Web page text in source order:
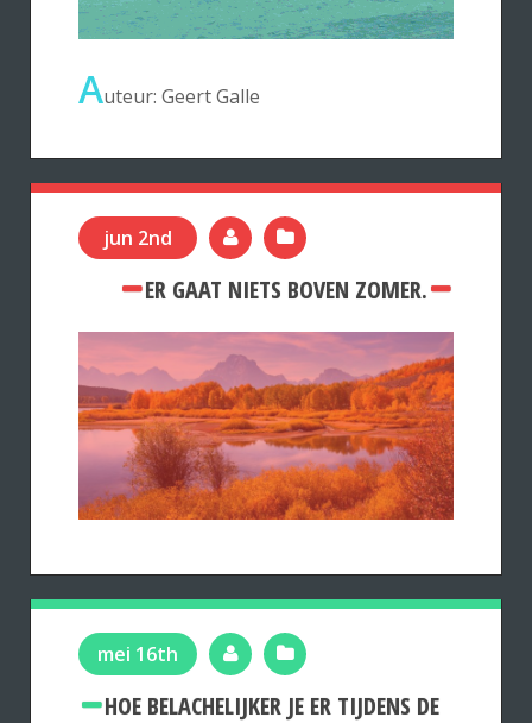
Auteur: Geert Galle
jun 2nd
ER GAAT NIETS BOVEN ZOMER.
mei 16th
HOE BELACHELIJKER JE ER TIJDENS DE